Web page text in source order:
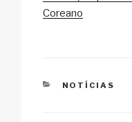
Li
Coreano
CATEGORIAS
NOTÍCIAS